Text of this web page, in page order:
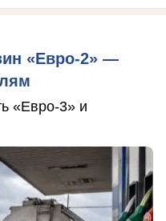
«Евро-2» —
«Евро-3» и